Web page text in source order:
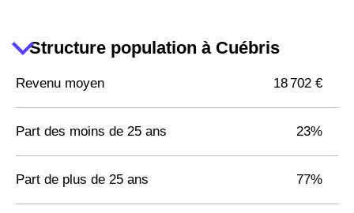
Structure population à Cuébris
Revenu moyen 18 702 €
Part des moins de 25 ans 23%
Part de plus de 25 ans 77%